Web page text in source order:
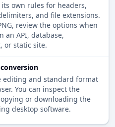
own rules for headers,
and file extensions.
an API, database,
or static site.
editing and standard format
You can inspect the
or downloading the
desktop software.